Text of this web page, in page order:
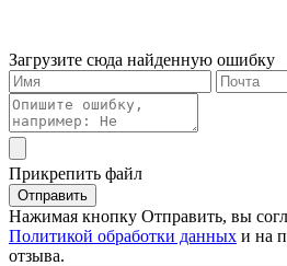
Загрузите сюда найденную ошибку
Прикрепить файл
Отправить
Нажимая кнопку Отправить, вы
Политикой обработки данных и на
отзыва.